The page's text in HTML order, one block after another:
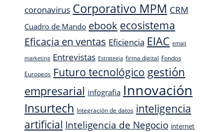
coronavirus Corporativo MPM CRM
Cuadro de Mando ebook ecosistema
Eficacia en ventas Eficiencia EIAC email
marketing Entrevistas Estrategia firma digital Fondos
Europeos Futuro tecnológico gestión
empresarial infografia Innovación
Insurtech Integración de datos inteligencia
artificial Inteligencia de Negocio internet